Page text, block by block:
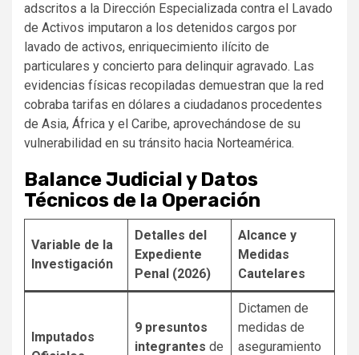
adscritos a la Dirección Especializada contra el Lavado
de Activos imputaron a los detenidos cargos por
lavado de activos, enriquecimiento ilícito de
particulares y concierto para delinquir agravado. Las
evidencias físicas recopiladas demuestran que la red
cobraba tarifas en dólares a ciudadanos procedentes
de Asia, África y el Caribe, aprovechándose de su
vulnerabilidad en su tránsito hacia Norteamérica.
Balance Judicial y Datos
Técnicos de la Operación
Variable de la
Investigación
Detalles del
Expediente
Penal (2026)
Alcance y
Medidas
Cautelares
Imputados
9 presuntos
integrantes de
Dictamen de
medidas de
aseguramiento